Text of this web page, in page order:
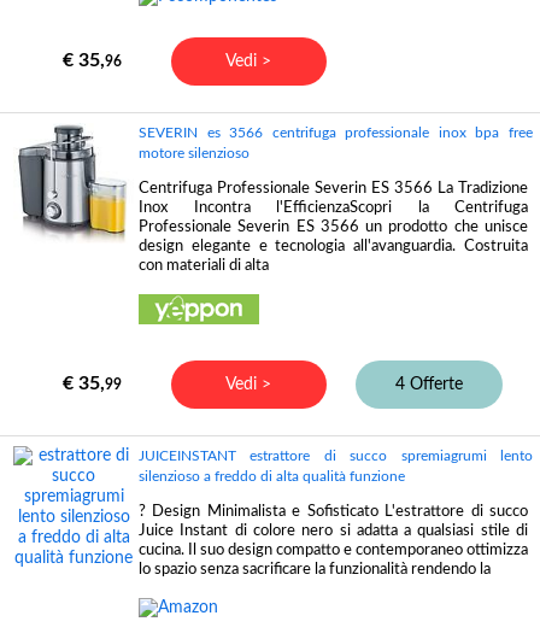
€ 35,96 Vedi >
SEVERIN es 3566 centrifuga professionale inox bpa free
motore silenzioso
Centrifuga Professionale Severin ES 3566 La Tradizione
Inox Incontra l'EfficienzaScopri la Centrifuga
Professionale Severin ES 3566 un prodotto che unisce
design elegante e tecnologia all'avanguardia. Costruita
con materiali di alta
€ 35,99 Vedi > 4 Offerte
JUICEINSTANT estrattore di succo spremiagrumi lento
silenzioso a freddo di alta qualità funzione
? Design Minimalista e Sofisticato L'estrattore di succo
Juice Instant di colore nero si adatta a qualsiasi stile di
cucina. Il suo design compatto e contemporaneo ottimizza
lo spazio senza sacrificare la funzionalità rendendo la